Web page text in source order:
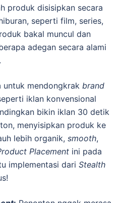
produk disisipkan secara
seperti film, series,
bakal muncul dan
adegan secara alami
untuk mendongkrak brand
iklan konvensional
bikin iklan 30 detik
menyisipkan produk ke
lebih organik, smooth,
Placement ini pada
implementasi dari Stealth